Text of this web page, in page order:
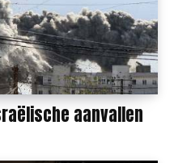
aanvallen